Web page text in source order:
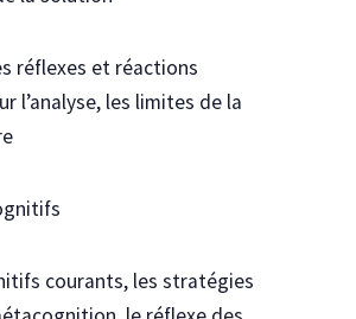
réflexes et réactions
l’analyse, les limites de la
courants, les stratégies